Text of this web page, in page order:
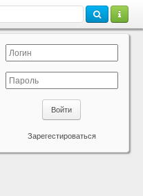
Войти
Зарегестироваться